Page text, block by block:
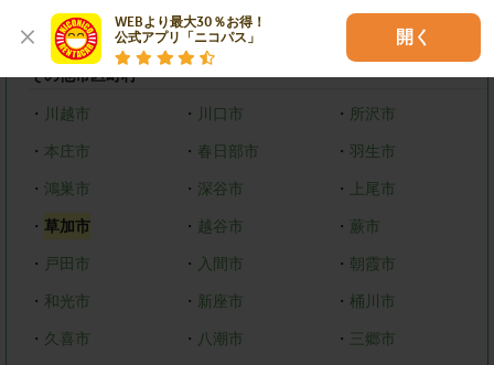
WEBより最大30％お得！
公式アプリ「ニコパス」
開く
・ 浦和区 ・南区 ・
その他市区町村
・ 川越市 ・ 川口市 ・ 所沢市
・ 本庄市 ・ 春日部市 ・羽生市
・ 鴻巣市 ・ 深谷市 ・ 上尾市
・ 草加市 ・ 越谷市 ・ 蕨市
・ 戸田市 ・ 入間市 ・ 朝霞市
・ 和光市 ・ 新座市 ・ 桶川市
・ 久喜市 ・ 八潮市 ・ 三郷市